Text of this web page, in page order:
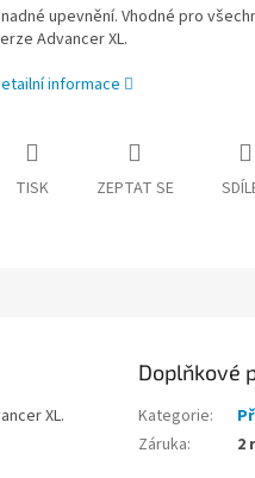
upevnění. Vhodné pro
Advancer XL.
informace
TISK ZEPTAT SE
XL.
Doplňkové
Kategorie:
Záruka: 2